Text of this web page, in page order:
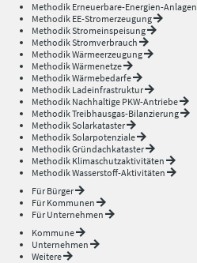
Methodik Erneuerbare-Energien-Anlagen
Methodik EE-Stromerzeugung
Methodik Stromeinspeisung
Methodik Stromverbrauch
Methodik Wärmeerzeugung
Methodik Wärmenetze
Methodik Wärmebedarfe
Methodik Ladeinfrastruktur
Methodik Nachhaltige PKW-Antriebe
Methodik Treibhausgas-Bilanzierung
Methodik Solarkataster
Methodik Solarpotenziale
Methodik Gründachkataster
Methodik Klimaschutzaktivitäten
Methodik Wasserstoff-Aktivitäten
Für Bürger
Für Kommunen
Für Unternehmen
Kommune
Unternehmen
Weitere